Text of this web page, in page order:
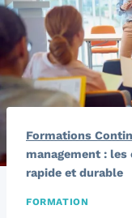
Formations
management :
rapide et durable
FORMATION